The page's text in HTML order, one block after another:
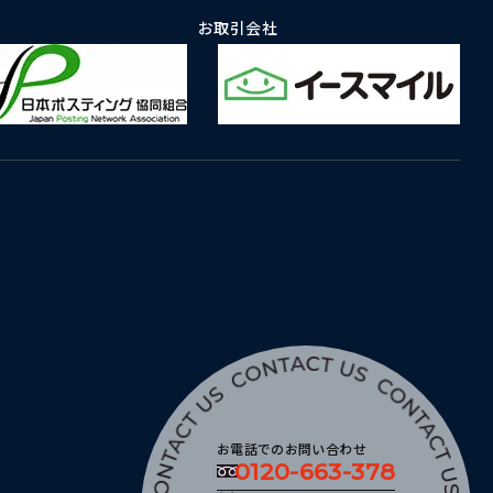
お電話でのお問い合わせ
0120-663-378
お取引会社